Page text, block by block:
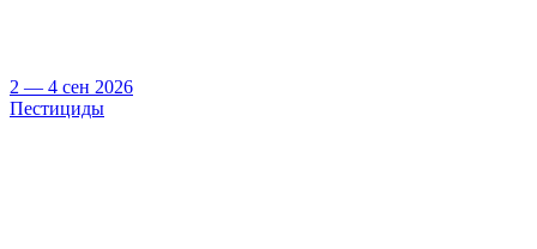
2 — 4 сен 2026
Пестициды